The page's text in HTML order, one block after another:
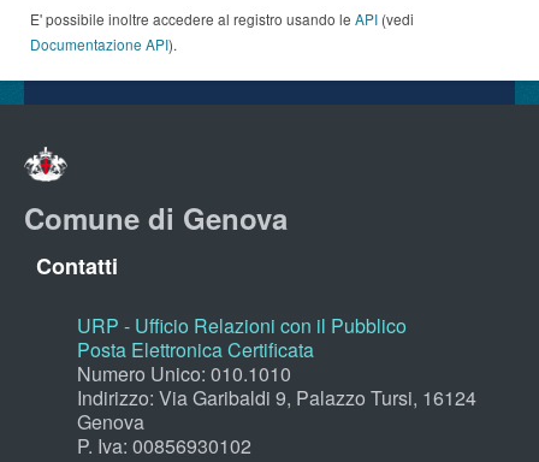
E' possibile inoltre accedere al registro usando le API (vedi
Documentazione API).
Comune di Genova
Contatti
URP - Ufficio Relazioni con il Pubblico
Posta Elettronica Certificata
Numero Unico: 010.1010
Indirizzo: Via Garibaldi 9, Palazzo Tursi, 16124
Genova
P. Iva: 00856930102